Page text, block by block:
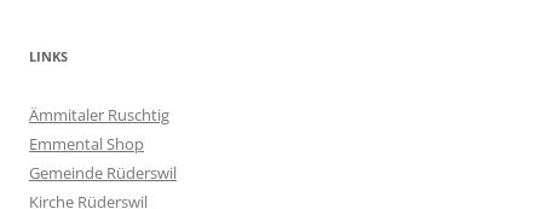
LINKS
Ämmitaler Ruschtig
Emmental Shop
Gemeinde Rüderswil
Kirche Rüderswil